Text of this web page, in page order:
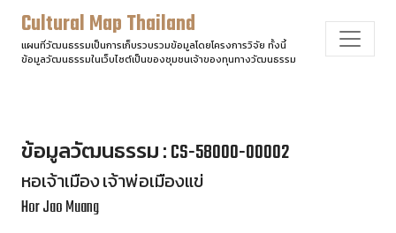
Cultural Map Thailand
แผนที่วัฒนธรรมเป็นการเก็บรวบรวมข้อมูลโดยโครงการวิจัย ทั้งนี้
ข้อมูลวัฒนธรรมในเว็บไซต์เป็นของชุมชนเจ้าของทุนทางวัฒนธรรม
ข้อมูลวัฒนธรรม : CS-58000-00002
หอเจ้าเมือง เจ้าพ่อเมืองแข่
Hor Jao Muang